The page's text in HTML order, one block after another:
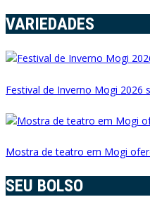
VARIEDADES
Festival de Inverno Mogi 2026
Mostra de teatro em Mogi
SEU BOLSO